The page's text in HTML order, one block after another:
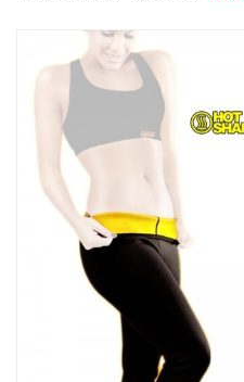
Խոհանոցային
Ֆիտնես
Գեղեցկություն ԵՒ Խնամք
Երեխաների Համար
Լավագույն Վաճառք